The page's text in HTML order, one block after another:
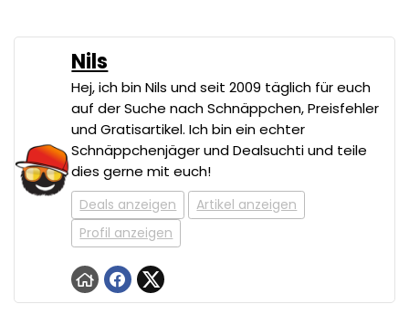
Nils
Hej, ich bin Nils und seit 2009 täglich für euch
auf der Suche nach Schnäppchen, Preisfehler
und Gratisartikel. Ich bin ein echter
Schnäppchenjäger und Dealsuchti und teile
dies gerne mit euch!
Deals anzeigen
Artikel anzeigen
Profil anzeigen